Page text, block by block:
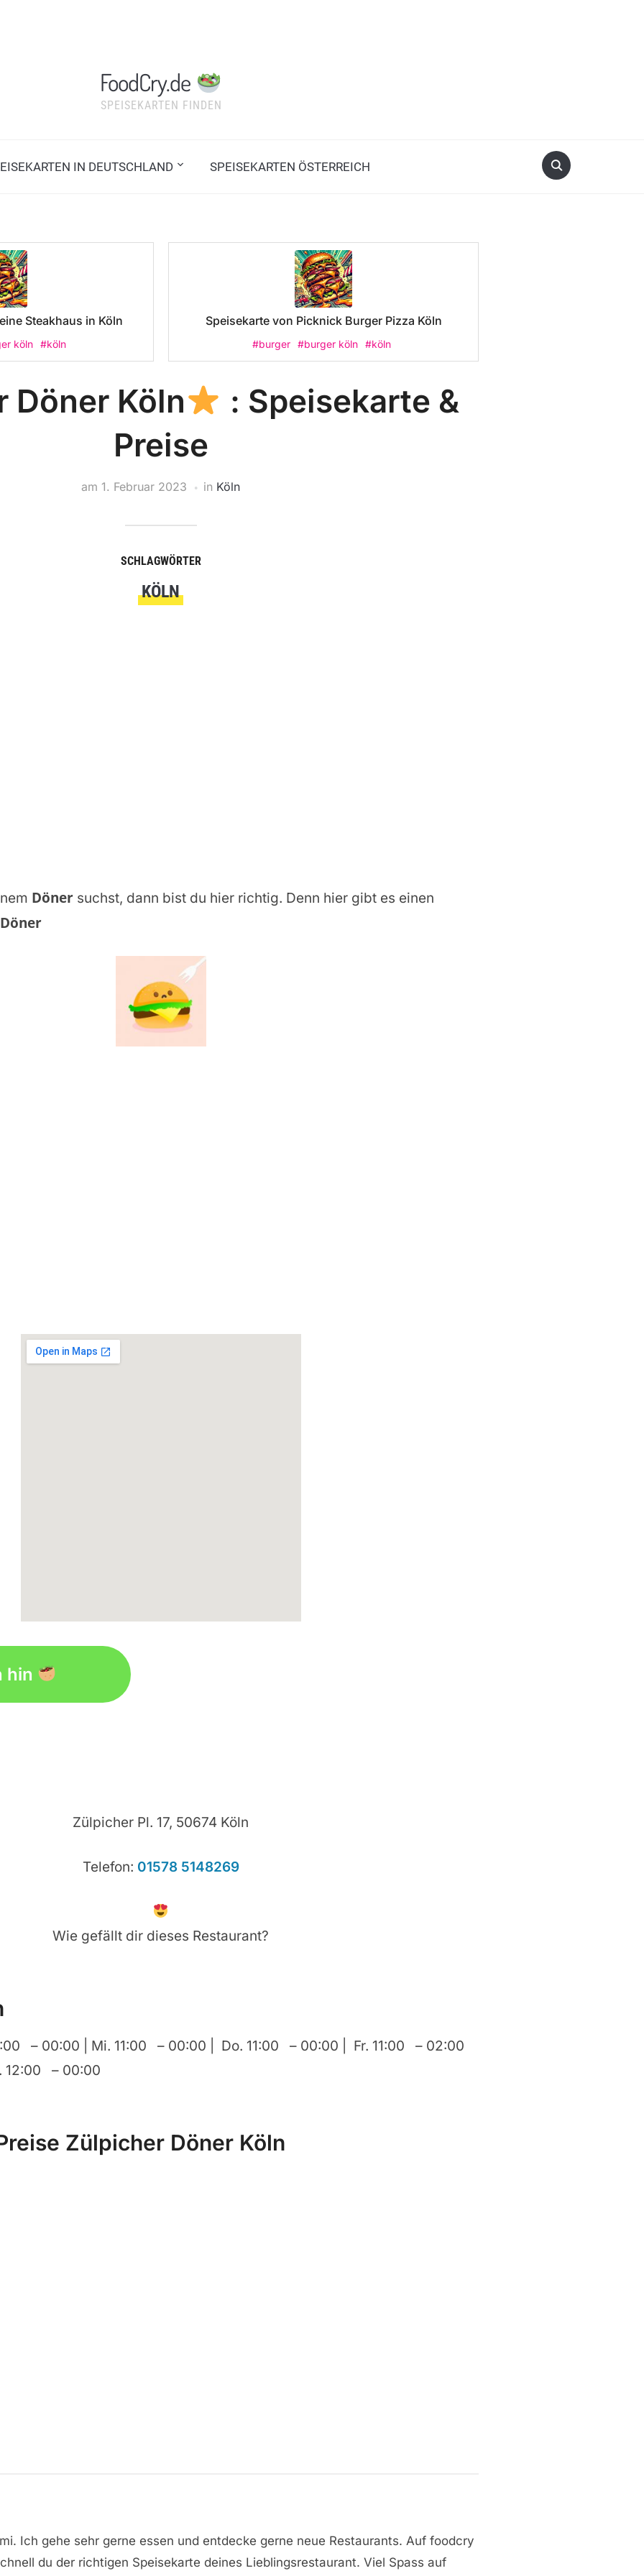
FoodCry.de
SPEISEKARTEN FINDEN
IN DEUTSCHLAND SPEISEKARTEN ÖSTERREICH
Steakhaus in Köln
köln #köln
Speisekarte von Picknick Burger Pizza Köln
#burger #burger köln #köln
Döner Köln
: Speisekarte &
Preise
am 1. Februar 2023 in Köln
SCHLAGWÖRTER
KÖLN
Dönersuchst, dann bist du hier richtig. Denn hier gibt es einen
hin
Zülpicher Pl. 17, 50674 Köln
Telefon: 01578 5148269
Wie gefällt dir dieses Restaurant?
– 00:00 | Mi. 11:00 – 00:00 | Do. 11:00 – 00:00 | Fr. 11:00 – 02:00
12:00 – 00:00
Zülpicher Döner Köln
Ich gehe sehr gerne essen und entdecke gerne neue Restaurants. Auf foodcry
du der richtigen Speisekarte deines Lieblingsrestaurant. Viel Spass auf